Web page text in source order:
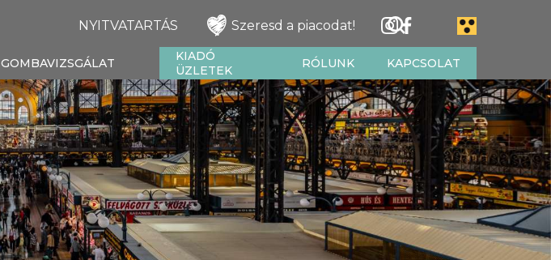
NYITVATARTÁS Szeresd a piacodat!
GOMBAVIZSGÁLAT
KIADÓ
ÜZLETEK
RÓLUNK KAPCSOLAT